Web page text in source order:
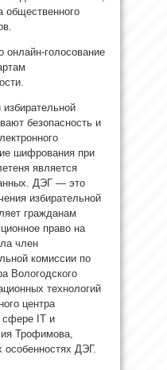
общественного
онлайн-голосование
безопасность и
шифрования при
является
ДЭГ — это
избирательной
гражданам
право на
член
комиссии по
Вологодского
технологий
центра
сфере IT и
Трофимова,
особенностях ДЭГ.